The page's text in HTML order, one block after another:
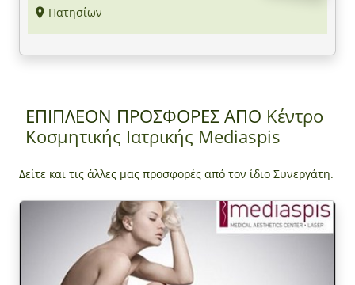
Πατησίων
ΕΠΙΠΛΕΟΝ ΠΡΟΣΦΟΡΕΣ ΑΠΟ Κέντρο
Κοσμητικής Ιατρικής Mediaspis
Δείτε και τις άλλες μας προσφορές από τον ίδιο Συνεργάτη.